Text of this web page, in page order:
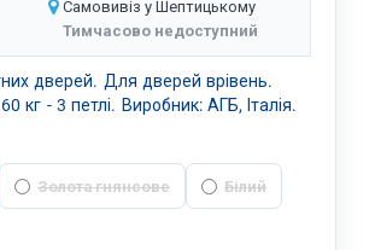
Самовивіз у Шептицькому
Тимчасово недоступний
дверей. Для дверей врівень.
кг - 3 петлі. Виробник: АГБ, Італія.
Золота гнянсове Білий